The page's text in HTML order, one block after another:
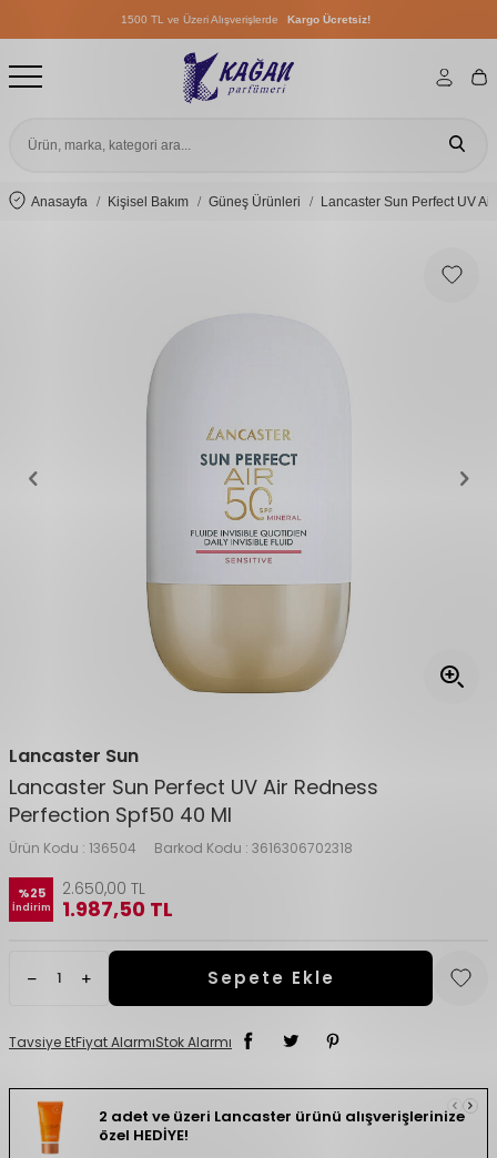
1500 TL ve Üzeri Alışverişlerde Kargo Ücretsiz!
1500 TL ve Üzeri Alışverişlerde
1500 TL ve Üzeri Alışverişlerde
Anasayfa Kişisel Bakım Güneş Ürünleri Lancaster Sun Perfect UV
Lancaster Sun
Lancaster Sun Perfect UV Air Redness
Perfection Spf50 40 Ml
Ürün Kodu : 136504 Barkod Kodu : 3616306702318
%25
İndirim
2.650,00 TL
1.987,50 TL
Sepete Ekle
Tavsiye EtFiyat AlarmıStok Alarmı
2 adet ve üzeri Lancaster ürünü alışverişlerinize
özel HEDİYE!